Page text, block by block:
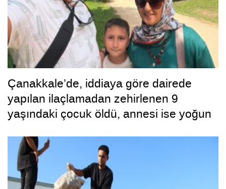
Çanakkale’de, iddiaya göre dairede
yapılan ilaçlamadan zehirlenen 9
yaşındaki çocuk öldü, annesi ise yoğun